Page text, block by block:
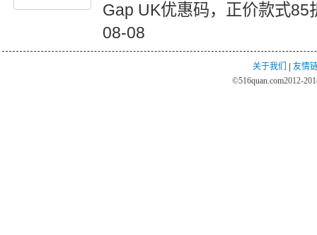
Gap UK优惠码，正价款式85
08-08
关于我们
友情
©516quan.com2012-